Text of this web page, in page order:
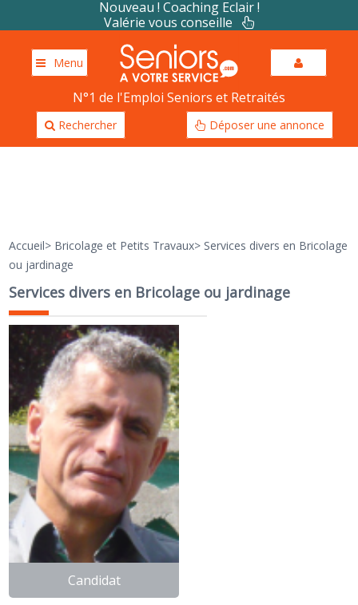
Nouveau ! Coaching Eclair !
Valérie vous conseille
Menu
N°1 de l'Emploi Seniors et Retraités
Rechercher Déposer une annonce
Accueil> Bricolage et Petits Travaux> Services divers en Bricolage
ou jardinage
Services divers en Bricolage ou jardinage
Candidat